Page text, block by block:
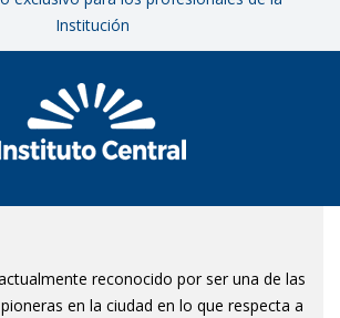
Institución
reconocido por ser una de las
en la ciudad en lo que respecta a